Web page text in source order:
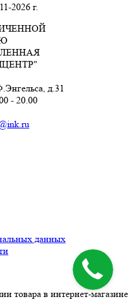
2026 г.
д.31
- 20.00
данных
товара в интернет-магазине